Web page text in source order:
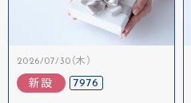
2026/07/30（木）
新設 7976